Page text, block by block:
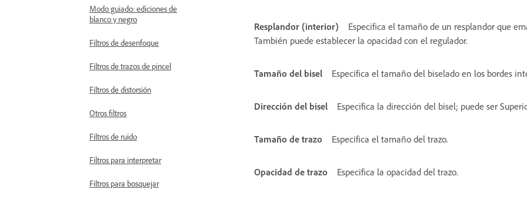
Modo guiado: ediciones de
blanco y negro
Filtros de desenfoque
Filtros de trazos de pincel
Filtros de distorsión
Otros filtros
Filtros de ruido
Filtros para interpretar
Filtros para bosquejar
Resplandor (interior)
Especifica el tamaño de un resplandor que
También puede establecer la opacidad con el regulador.
Tamaño del bisel Especifica el tamaño del biselado en los bordes
Dirección del bisel Especifica la dirección del bisel; puede ser
Tamaño de trazo Especifica el tamaño del trazo.
Opacidad de trazo Especifica la opacidad del trazo.